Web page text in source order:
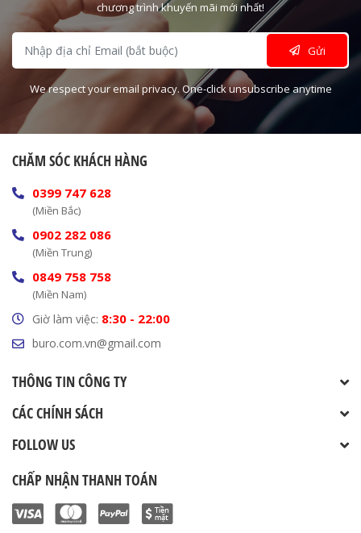
chương trình khuyến mãi mới nhất!
Gửi
We respect your email privacy. One-click unsubscribe anytime
CHĂM SÓC KHÁCH HÀNG
0399 747 628
(Miền Bắc)
0902 282 086
(Miền Trung)
0849 758 758
(Miền Nam)
Giờ làm việc: 8:30 - 22:00
buro.com.vn@gmail.com
THÔNG TIN CÔNG TY
CÁC CHÍNH SÁCH
FOLLOW US
CHẤP NHẬN THANH TOÁN